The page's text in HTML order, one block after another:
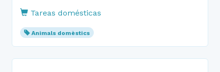
Tareas domésticas
Animals domèstics